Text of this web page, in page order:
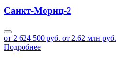
Санкт-Мориц-2
от 2 624 500 руб. от 2.62 млн руб.
Подробнее